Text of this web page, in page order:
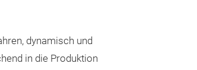
dynamisch und
in die Produktion